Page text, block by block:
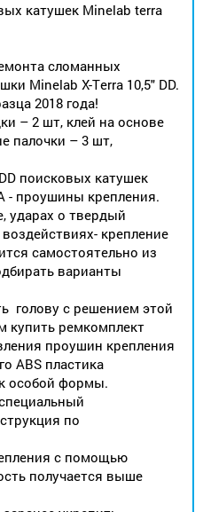
катушек Minelab terra
сломанных
Minelab X-Тerra 10,5" DD.
2018 года!
– 2 шт, клей на основе
палочки – 3 шт,
поисковых катушек
- проушины крепления.
ударах о твердый
крепление
самостоятельно из
варианты
голову с решением этой
купить ремкомплект
проушин крепления
ABS пластика
особой формы.
по
с помощью
получается выше